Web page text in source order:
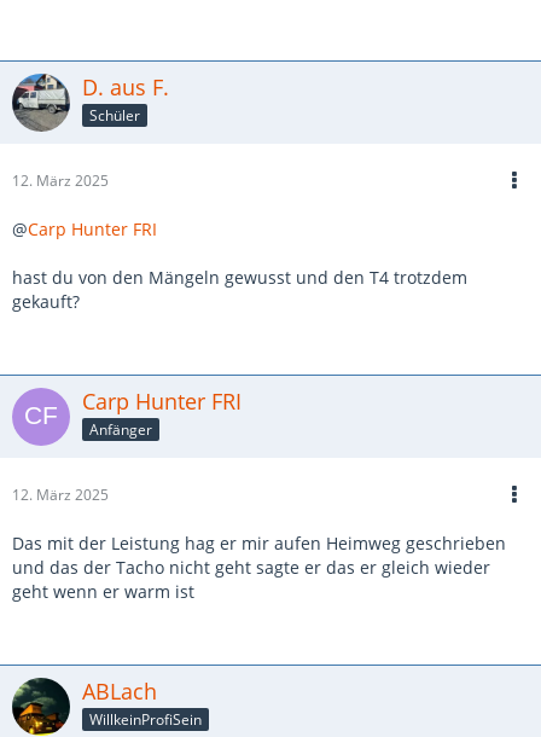
D. aus F.
Schüler
12. März 2025
@Carp Hunter FRI
hast du von den Mängeln gewusst und den T4 trotzdem
gekauft?
Carp Hunter FRI
Anfänger
12. März 2025
Das mit der Leistung hag er mir aufen Heimweg geschrieben
und das der Tacho nicht geht sagte er das er gleich wieder
geht wenn er warm ist
ABLach
WillkeinProfiSein